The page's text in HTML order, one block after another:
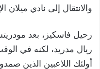
والانتقال إلى نادي ميلان
رحيل فاسكيز، بعد
ريال مدريد، لكنه في
أولئك اللاعبين الذين